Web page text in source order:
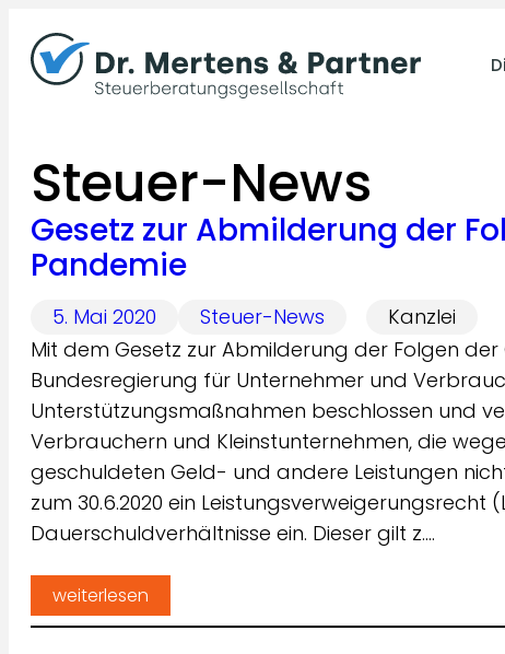
Inhalt
springen
Steuer-News
Gesetz zur Abmilderung der
Pandemie
5. Mai 2020 Steuer-News
Kanzlei
Mit dem Gesetz zur Abmilderung der Folgen
Bundesregierung für Unternehmer und
Unterstützungsmaßnahmen beschlossen und
Verbrauchern und Kleinstunternehmen, die
geschuldeten Geld- und andere Leistungen
zum 30.6.2020 ein
Dauerschuldverhältnisse ein. Dieser gilt z.…
weiterlesen